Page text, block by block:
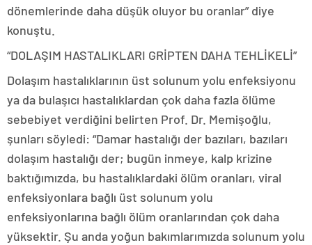
dönemlerinde daha düşük oluyor bu oranlar” diye
konuştu.
“DOLAŞIM HASTALIKLARI GRİPTEN DAHA TEHLİKELİ”
Dolaşım hastalıklarının üst solunum yolu enfeksiyonu
ya da bulaşıcı hastalıklardan çok daha fazla ölüme
sebebiyet verdiğini belirten Prof. Dr. Memişoğlu,
şunları söyledi: “Damar hastalığı der bazıları, bazıları
dolaşım hastalığı der; bugün inmeye, kalp krizine
baktığımızda, bu hastalıklardaki ölüm oranları, viral
enfeksiyonlara bağlı üst solunum yolu
enfeksiyonlarına bağlı ölüm oranlarından çok daha
yüksektir. Şu anda yoğun bakımlarımızda solunum yolu